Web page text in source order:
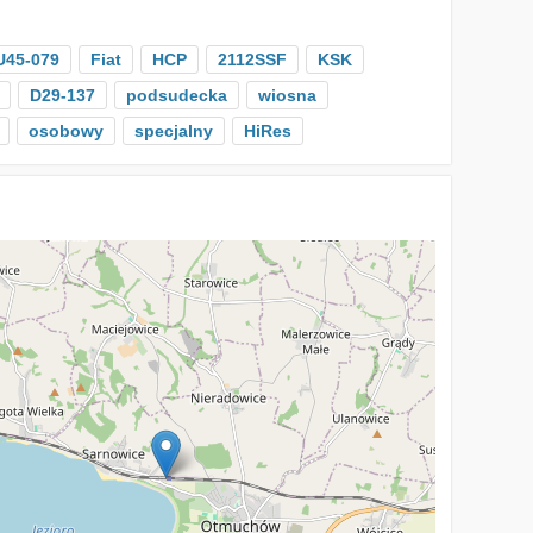
079 Fiat HCP 2112SSF
KSK
D29-137
podsudecka
wiosna
osobowy
specjalny HiRes